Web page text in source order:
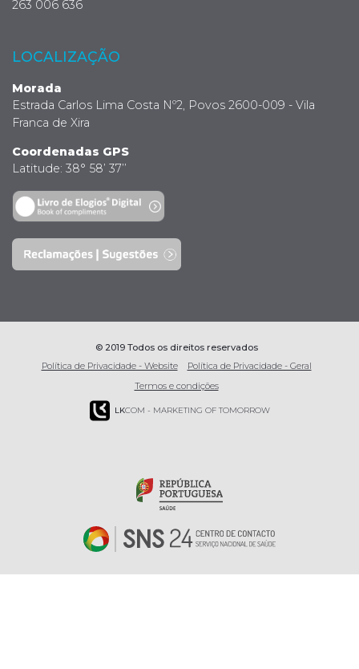
263 006 636
LOCALIZAÇÃO
Morada
Estrada Carlos Lima Costa Nº2, Povos 2600-009 - Vila
Franca de Xira
Coordenadas GPS
Latitude: 38° 58’ 37’’
© 2019 Todos os direitos reservados
Política de Privacidade - Website
Política de Privacidade - Geral
Termos e condições
LKCOM - MARKETING OF TOMORROW